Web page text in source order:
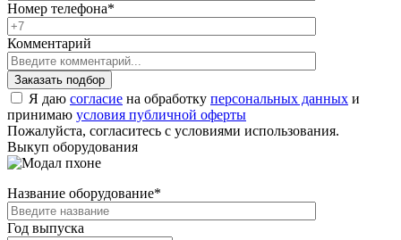
Номер телефона*
Комментарий
Я даю согласие на обработку персональных данных и
принимаю условия публичной оферты
Пожалуйста, согласитесь с условиями использования.
Выкуп оборудования
Название оборудование*
Год выпуска